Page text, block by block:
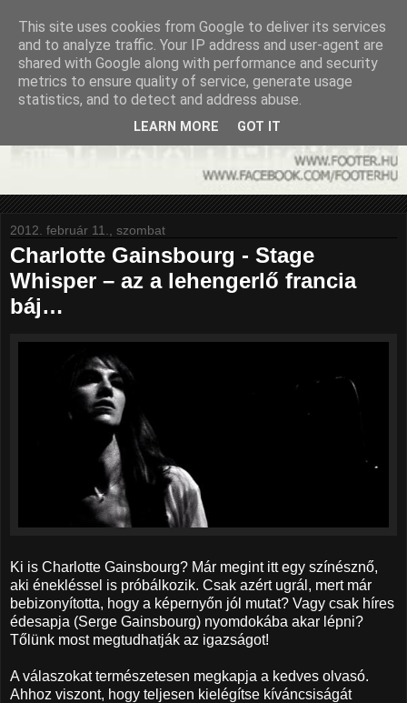
2012. február 11., szombat
Charlotte Gainsbourg - Stage
Whisper – az a lehengerlő francia
báj…
Ki is Charlotte Gainsbourg? Már megint itt egy színésznő,
aki énekléssel is próbálkozik. Csak azért ugrál, mert már
bebizonyította, hogy a képernyőn jól mutat? Vagy csak híres
édesapja (Serge Gainsbourg) nyomdokába akar lépni?
Tőlünk most megtudhatják az igazságot!
A válaszokat természetesen megkapja a kedves olvasó.
Ahhoz viszont, hogy teljesen kielégítse kíváncsiságát
This site uses cookies from Google to deliver its services
and to analyze traffic. Your IP address and user-agent are
shared with Google along with performance and security
metrics to ensure quality of service, generate usage
statistics, and to detect and address abuse.
LEARN MORE GOT IT